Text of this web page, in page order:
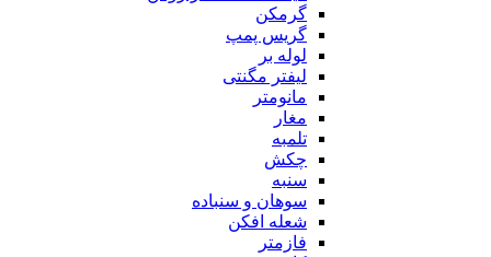
گرمکن
گریس پمپ
لوله بر
لیفتر مگنتی
مانومتر
مغار
تلمبه
چکش
سنبه
سوهان و سنباده
شعله افکن
فازمتر